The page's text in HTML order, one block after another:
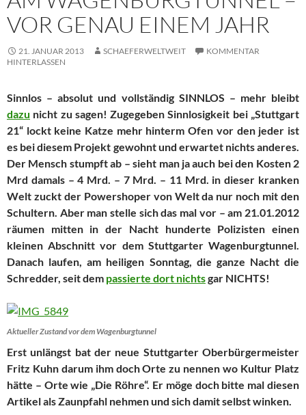
VOR GENAU EINEM JAHR
21. JANUAR 2013 SCHAEFERWELTWEIT
KOMMENTAR
HINTERLASSEN
Sinnlos – absolut und vollständig SINNLOS – mehr bleibt
dazu nicht zu sagen! Zugegeben Sinnlosigkeit bei „Stuttgart
21“ lockt keine Katze mehr hinterm Ofen vor den jeder ist
es bei diesem Projekt gewohnt und erwartet nichts anderes.
Der Mensch stumpft ab – sieht man ja auch bei den Kosten 2
Mrd damals – 4 Mrd. – 7 Mrd. – 11 Mrd. in dieser kranken
Welt zuckt der Powershoper von Welt da nur noch mit den
Schultern. Aber man stelle sich das mal vor – am 21.01.2012
räumen mitten in der Nacht hunderte Polizisten einen
kleinen Abschnitt vor dem Stuttgarter Wagenburgtunnel.
Danach laufen, am heiligen Sonntag, die ganze Nacht die
Schredder, seit dem passierte dort nichtsgar NICHTS!
Aktueller Zustand vor dem Wagenburgtunnel
Erst unlängst bat der neue Stuttgarter Oberbürgermeister
Fritz Kuhn darum ihm doch Orte zu nennen wo Kultur Platz
hätte – Orte wie „Die Röhre“. Er möge doch bitte mal diesen
Artikel als Zaunpfahl nehmen und sich damit selbst winken.